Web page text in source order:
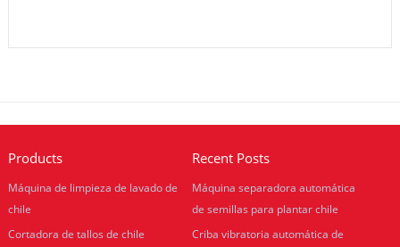
Products
Máquina de limpieza de lavado de
chile
Cortadora de tallos de chile
Recent Posts
Máquina separadora automática
de semillas para plantar chile
Criba vibratoria automática de